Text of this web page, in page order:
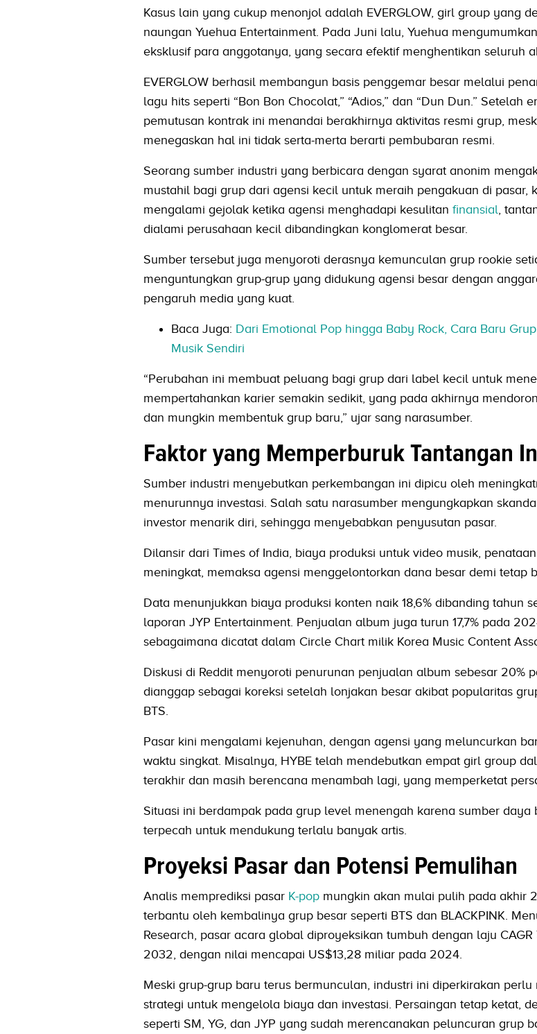
Kasus lain yang cukup menonjol adalah EVERGLOW, girl group yang
naungan Yuehua Entertainment. Pada Juni lalu, Yuehua
eksklusif para anggotanya, yang secara efektif menghentikan seluruh
EVERGLOW berhasil membangun basis penggemar besar melalui
lagu hits seperti “Bon Bon Chocolat,” “Adios,” dan “Dun Dun.” Setelah
pemutusan kontrak ini menandai berakhirnya aktivitas resmi grup,
menegaskan hal ini tidak serta-merta berarti pembubaran resmi.
Seorang sumber industri yang berbicara dengan syarat anonim
mustahil bagi grup dari agensi kecil untuk meraih pengakuan di pasar,
mengalami gejolak ketika agensi menghadapi kesulitan finansial,
dialami perusahaan kecil dibandingkan konglomerat besar.
Sumber tersebut juga menyoroti derasnya kemunculan grup rookie
menguntungkan grup-grup yang didukung agensi besar dengan
pengaruh media yang kuat.
Baca Juga: Dari Emotional Pop hingga Baby Rock, Cara Baru
Musik Sendiri
“Perubahan ini membuat peluang bagi grup dari label kecil untuk
mempertahankan karier semakin sedikit, yang pada akhirnya
dan mungkin membentuk grup baru,” ujar sang narasumber.
Faktor yang Memperburuk Tantangan
Sumber industri menyebutkan perkembangan ini dipicu oleh
menurunnya investasi. Salah satu narasumber mengungkapkan
investor menarik diri, sehingga menyebabkan penyusutan pasar.
Dilansir dari Times of India, biaya produksi untuk video musik,
meningkat, memaksa agensi menggelontorkan dana besar demi tetap
Data menunjukkan biaya produksi konten naik 18,6% dibanding tahun
laporan JYP Entertainment. Penjualan album juga turun 17,7% pada
sebagaimana dicatat dalam Circle Chart milik Korea Music Content
Diskusi di Reddit menyoroti penurunan penjualan album sebesar 20%
dianggap sebagai koreksi setelah lonjakan besar akibat popularitas
BTS.
Pasar kini mengalami kejenuhan, dengan agensi yang meluncurkan
waktu singkat. Misalnya, HYBE telah mendebutkan empat girl group
terakhir dan masih berencana menambah lagi, yang memperketat
Situasi ini berdampak pada grup level menengah karena sumber daya
terpecah untuk mendukung terlalu banyak artis.
Proyeksi Pasar dan Potensi Pemulihan
Analis memprediksi pasar K-popmungkin akan mulai pulih pada akhir
terbantu oleh kembalinya grup besar seperti BTS dan BLACKPINK.
Research, pasar acara global diproyeksikan tumbuh dengan laju
2032, dengan nilai mencapai US$13,28 miliar pada 2024.
Meski grup-grup baru terus bermunculan, industri ini diperkirakan
strategi untuk mengelola biaya dan investasi. Persaingan tetap ketat,
seperti SM, YG, dan JYP yang sudah merencanakan peluncuran grup